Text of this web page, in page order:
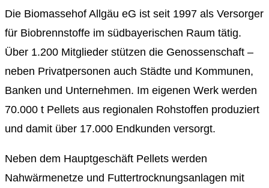
Die Biomassehof Allgäu eG ist seit 1997 als Versorger
für Biobrennstoffe im südbayerischen Raum tätig.
Über 1.200 Mitglieder stützen die Genossenschaft –
neben Privatpersonen auch Städte und Kommunen,
Banken und Unternehmen. Im eigenen Werk werden
70.000 t Pellets aus regionalen Rohstoffen produziert
und damit über 17.000 Endkunden versorgt.
Neben dem Hauptgeschäft Pellets werden
Nahwärmenetze und Futtertrocknungsanlagen mit